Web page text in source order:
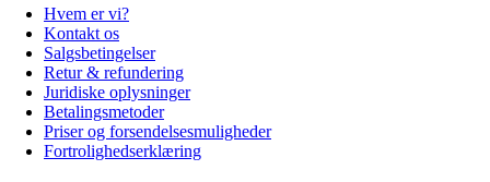
Hvem er vi?
Kontakt os
Salgsbetingelser
Retur & refundering
Juridiske oplysninger
Betalingsmetoder
Priser og forsendelsesmuligheder
Fortrolighedserklæring